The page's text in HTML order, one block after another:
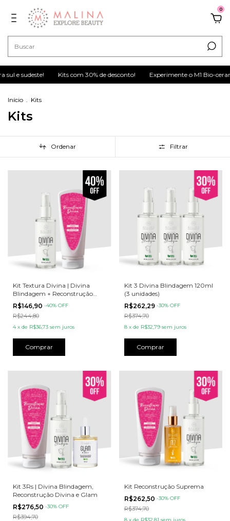
0
e sudeste! Kits com 30% de desconto! Experimente o M1 Bio-
Início . Kits
Kits
Ordenar Filtrar
Kit Textura Divina | Divina
Blindagem + Reconstrução
Divina
R$146,90 -40% OFF
R$244,80
4 x de R$36,73 sem juros
Kit 3 Divina Blindagem 120ml
(3 unidades)
R$262,29 -30% OFF
R$374,70
8 x de R$32,79 sem juros
Kit 3Rs | Divina Blindagem,
Reconstrução Divina e Glam
R$276,50 -30% OFF
R$394,70
Kit Reconstrução Suprema
R$262,50 -30% OFF
R$374,70